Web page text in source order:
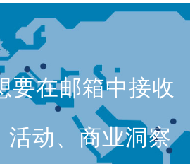
要在邮箱中接收
活动、商业洞察